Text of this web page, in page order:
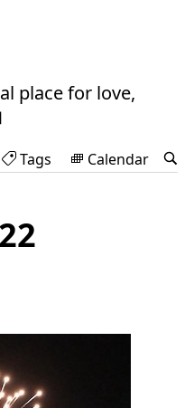
place for love,
Tags Calendar